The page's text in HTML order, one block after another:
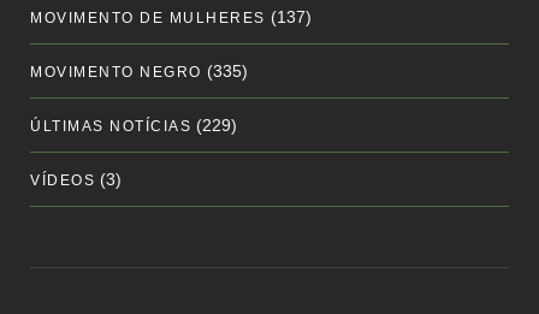
MOVIMENTO DE MULHERES (137)
MOVIMENTO NEGRO (335)
ÚLTIMAS NOTÍCIAS (229)
VÍDEOS (3)